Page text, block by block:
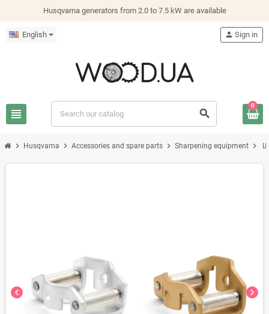
Husqvarna generators from 2.0 to 7.5 kW are available
English
view_headline search
person Sign in
0
chevron_right Husqvarna chevron_right Accessories and spare parts chevron_right Sharpening equipment chevron_right
chevron_left chevron_right